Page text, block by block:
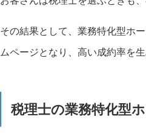
その結果として、業務特化型ホ
ムページとなり、高い成約率を生
税理士の業務特化型